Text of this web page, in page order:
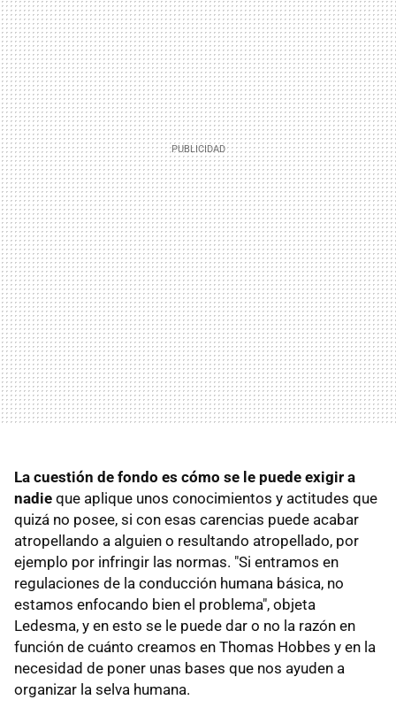
La cuestión de fondo es cómo se le puede exigir a
nadie que aplique unos conocimientos y actitudes que
quizá no posee, si con esas carencias puede acabar
atropellando a alguien o resultando atropellado, por
ejemplo por infringir las normas. "Si entramos en
regulaciones de la conducción humana básica, no
estamos enfocando bien el problema", objeta
Ledesma, y en esto se le puede dar o no la razón en
función de cuánto creamos en Thomas Hobbes y en la
necesidad de poner unas bases que nos ayuden a
organizar la selva humana.